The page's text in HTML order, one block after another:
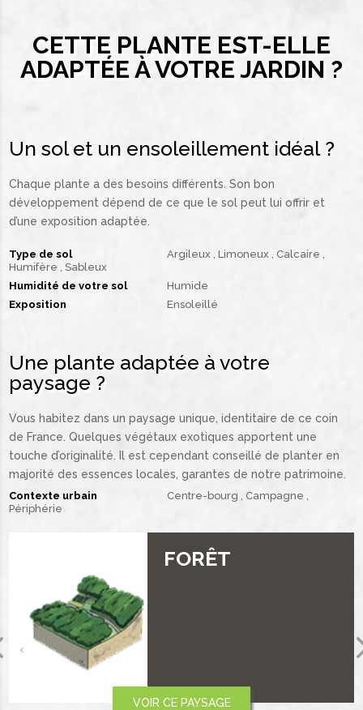
CETTE PLANTE EST-ELLE
ADAPTÉE À VOTRE JARDIN ?
Un sol et un ensoleillement idéal ?
Chaque plante a des besoins différents. Son bon
développement dépend de ce que le sol peut lui offrir et
d’une exposition adaptée.
Type de sol Argileux Limoneux
Calcaire
Humifère Sableux
Humidité de votre sol
Humide
Exposition
Ensoleillé
Une plante adaptée à votre
paysage ?
Vous habitez dans un paysage unique, identitaire de ce coin
de France. Quelques végétaux exotiques apportent une
touche d’originalité. Il est cependant conseillé de planter en
majorité des essences locales, garantes de notre patrimoine.
Contexte urbain Centre-bourg
Campagne
Périphérie
PLAINE ET
VOIR CE PAYSAGE
‹